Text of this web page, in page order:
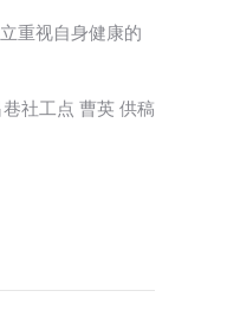
重视自身健康的
社工点 曹英 供稿